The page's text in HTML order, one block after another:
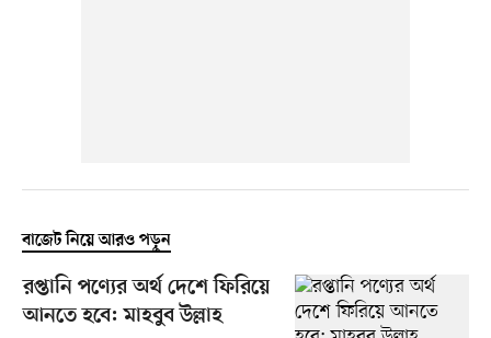
বাজেট নিয়ে আরও পড়ুন
রপ্তানি পণ্যের অর্থ দেশে ফিরিয়ে
আনতে হবে: মাহবুব উল্লাহ